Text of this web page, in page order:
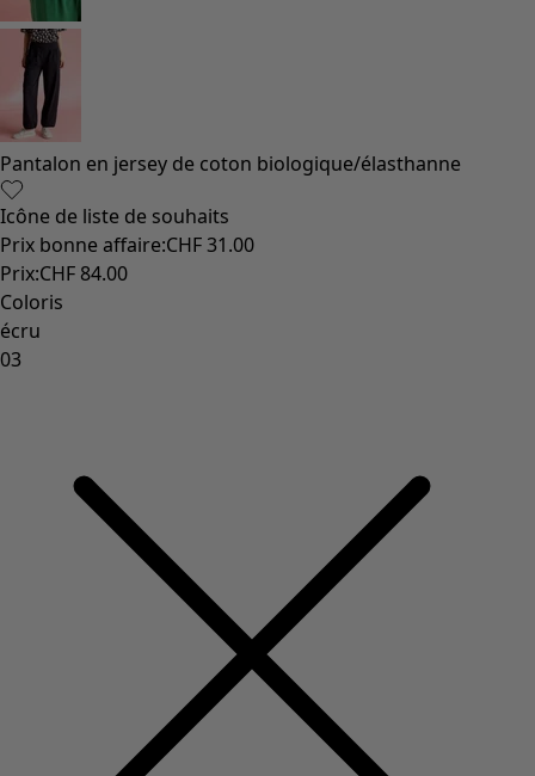
Pantalon en jersey de coton biologique/élasthanne
Icône de liste de souhaits
Prix bonne affaire:CHF 31.00
Prix:CHF 84.00
Coloris
écru
03